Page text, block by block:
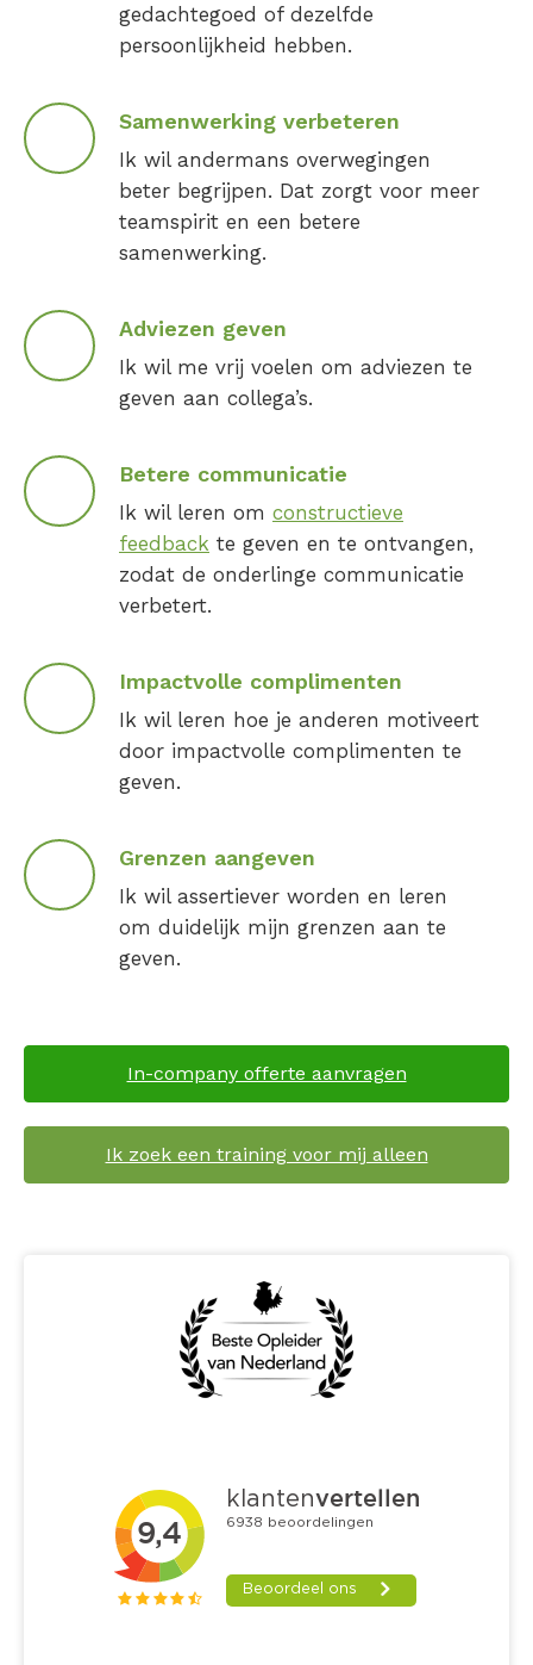
gedachtegoed of dezelfde
persoonlijkheid hebben.
Samenwerking verbeteren
Ik wil andermans overwegingen
beter begrijpen. Dat zorgt voor meer
teamspirit en een betere
samenwerking.
Adviezen geven
Ik wil me vrij voelen om adviezen te
geven aan collega’s.
Betere communicatie
Ik wil leren om constructieve
feedback te geven en te ontvangen,
zodat de onderlinge communicatie
verbetert.
Impactvolle complimenten
Ik wil leren hoe je anderen motiveert
door impactvolle complimenten te
geven.
Grenzen aangeven
Ik wil assertiever worden en leren
om duidelijk mijn grenzen aan te
geven.
In-company offerte aanvragen
Ik zoek een training voor mij alleen